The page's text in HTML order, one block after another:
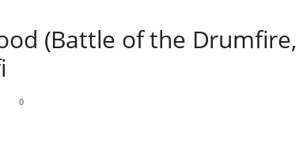
(Battle of the Drumfire,
0